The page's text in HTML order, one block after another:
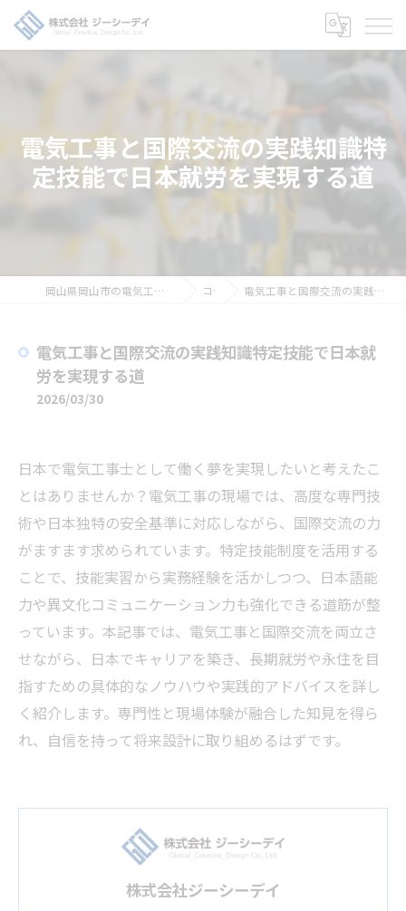
電気工事と国際交流の実践知識特
定技能で日本就労を実現する道
岡山県岡山市の電気工事の求人なら株式会社ジーシーデイ コラム 電気工事と国際交流の実践知識特定技能で日本就労を実現する道
電気工事と国際交流の実践知識特定技能で日本就
労を実現する道
2026/03/30
日本で電気工事士として働く夢を実現したいと考えたこ
とはありませんか？電気工事の現場では、高度な専門技
術や日本独特の安全基準に対応しながら、国際交流の力
がますます求められています。特定技能制度を活用する
ことで、技能実習から実務経験を活かしつつ、日本語能
力や異文化コミュニケーション力も強化できる道筋が整
っています。本記事では、電気工事と国際交流を両立さ
せながら、日本でキャリアを築き、長期就労や永住を目
指すための具体的なノウハウや実践的アドバイスを詳し
く紹介します。専門性と現場体験が融合した知見を得ら
れ、自信を持って将来設計に取り組めるはずです。
株式会社ジーシーデイ